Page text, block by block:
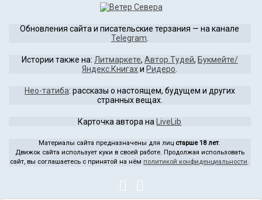
содержимому
Обновления сайта и писательские терзания — на канале
Telegram
Истории также на: Литмаркете, Автор.Тудей, Букмейте/
Яндекс.Книгахи Ридеро
Нео-татиба: рассказы о настоящем, будущем и других
странных вещах.
Карточка автора на LiveLib
Материалы сайта предназначены для лиц старше 18 лет.
Движок сайта использует куки в своей работе. Продолжая использовать
сайт, вы соглашаетесь с принятой на нём политикой конфиденциальности.